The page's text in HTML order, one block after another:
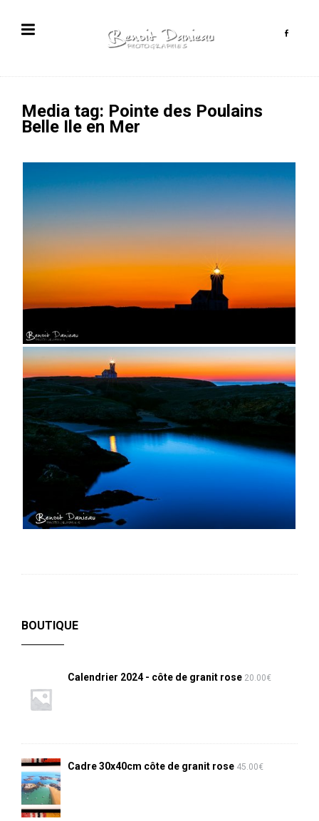
Media tag: Pointe des Poulains
Belle Ile en Mer
BOUTIQUE
Calendrier 2024 - côte de granit rose 20.00€
Cadre 30x40cm côte de granit rose 45.00€